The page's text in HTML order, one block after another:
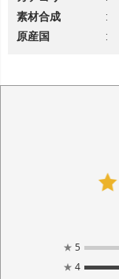
素材合成
:
原産国
:
★ 5
★ 4